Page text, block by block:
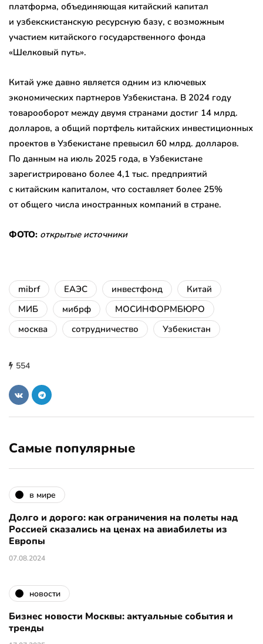
платформа, объединяющая китайский капитал
и узбекскистанскую ресурсную базу, с возможным
участием китайского государственного фонда
«Шелковый путь».
Китай уже давно является одним из ключевых
экономических партнеров Узбекистана. В 2024 году
товарооборот между двумя странами достиг 14 млрд.
долларов, а общий портфель китайских инвестиционных
проектов в Узбекистане превысил 60 млрд. долларов.
По данным на июль 2025 года, в Узбекистане
зарегистрировано более 4,1 тыс. предприятий
с китайским капиталом, что составляет более 25%
от общего числа иностранных компаний в стране.
ФОТО: открытые источники
mibrf ЕАЭС инвестфонд
Китай
МИБ
мибрф
МОСИНФОРМБЮРО
москва
сотрудничество Узбекистан
554
Самые популярные
в мире
Долго и дорого: как ограничения на полеты над
Россией сказались на ценах на авиабилеты из
Европы
07.08.2024
новости
Бизнес новости Москвы: актуальные события и
тренды